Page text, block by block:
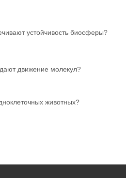
устойчивость биосферы?
движение молекул?
животных?